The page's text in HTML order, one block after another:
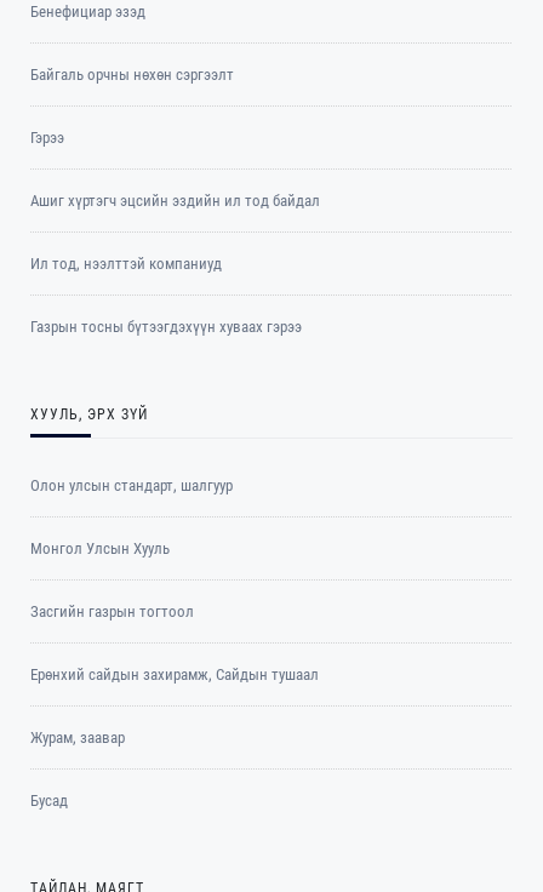
Бенефициар эзэд
Байгаль орчны нөхөн сэргээлт
Гэрээ
Ашиг хүртэгч эцсийн эздийн ил тод байдал
Ил тод, нээлттэй компаниуд
Газрын тосны бүтээгдэхүүн хуваах гэрээ
ХУУЛЬ, ЭРХ ЗҮЙ
Олон улсын стандарт, шалгуур
Монгол Улсын Хууль
Засгийн газрын тогтоол
Ерөнхий сайдын захирамж, Сайдын тушаал
Журам, заавар
Бусад
ТАЙЛАН, МАЯГТ